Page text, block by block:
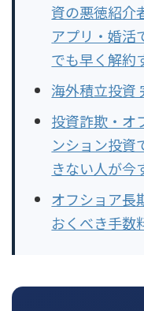
資の悪徳紹介
アプリ・婚活
でも早く解約
海外積立投資
投資詐欺・オ
ンション投資
きない人が今
オフショア長
おくべき手数